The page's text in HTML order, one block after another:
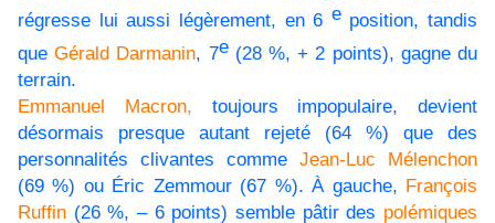
régresse lui aussi légèrement, en 6 eposition, tandis
queGérald Darmanin, 7e(28 %, + 2 points), gagne du
terrain.
Emmanuel Macron, toujours impopulaire, devient
désormais presque autant rejeté (64 %) que des
personnalités clivantes comme Jean-Luc Mélenchon
(69 %) ou Éric Zemmour (67 %). À gauche, François
Ruffin (26 %, – 6 points) semble pâtir des polémiques